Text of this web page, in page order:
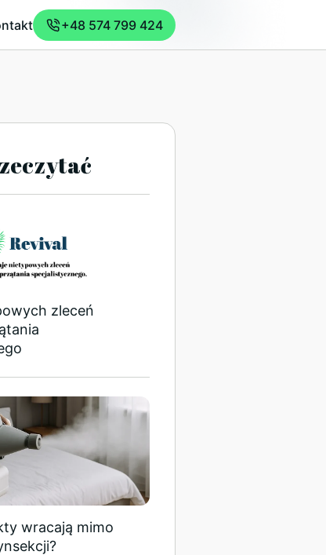
+48 574 799 424
zleceń
wracają mimo